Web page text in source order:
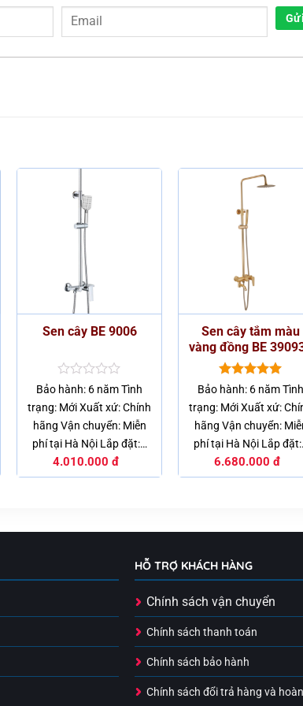
Sen cây BE 9006
Được
hạng
0
5
sao
Bảo hành: 6 năm Tình
trạng: Mới Xuất xứ: Chính
hãng Vận chuyển: Miễn
phí tại Hà Nội Lắp đặt:…
4.010.000 đ
Sen cây tắm màu
vàng đồng BE
Được xếp
5.00
5 sao
Bảo hành: 6 năm Tình
trạng: Mới Xuất xứ:
hãng Vận chuyển:
phí tại Hà Nội Lắp
6.680.000 đ
HỖ TRỢ KHÁCH HÀNG
Chính sách vận chuyển
Chính sách thanh toán
Chính sách bảo hành
Chính sách đổi trả hàng và